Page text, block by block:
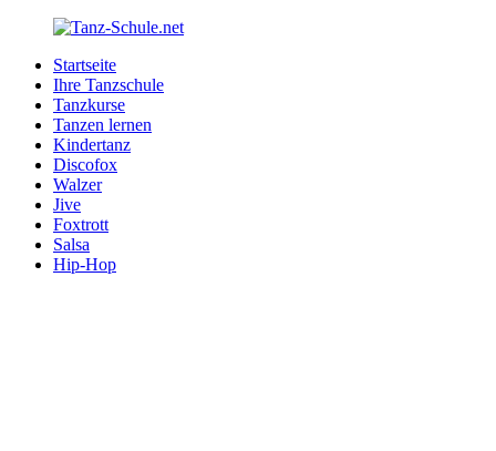
Zurück
Inhalt
Tanz-
Schule.net
Ihre
Tanzschule
Internet
Startseite
Ihre Tanzschule
Tanzkurse
Tanzen lernen
Kindertanz
Discofox
Walzer
Jive
Foxtrott
Salsa
Hip-Hop